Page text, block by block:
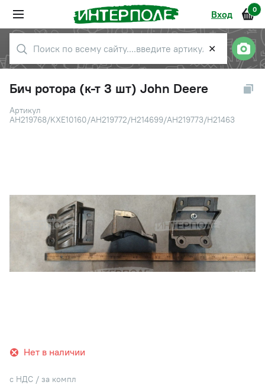
Вход 0
✕
Бич ротора (к-т 3 шт) John Deere
Артикул
AH219768/KXE10160/AH219772/H214699/AH219773/H21463
Нет в наличии
с НДС / за компл